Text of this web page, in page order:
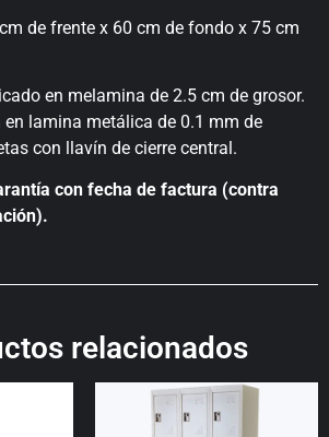
de frente x 60 cm de fondo x 75 cm
en melamina de 2.5 cm de grosor.
lamina metálica de 0.1 mm de
con llavín de cierre central.
con fecha de factura (contra
relacionados